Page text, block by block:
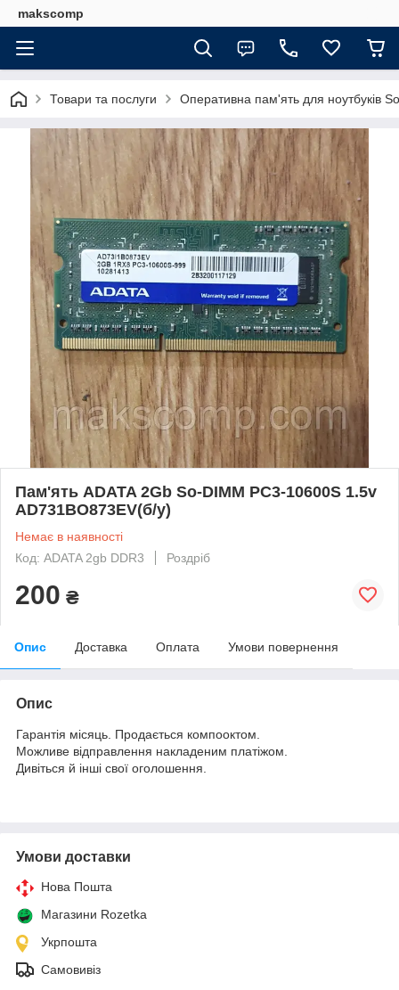
makscomp
Товари та послуги Оперативна пам'ять для ноутбуків
Пам'ять ADATA 2Gb So-DIMM PC3-10600S 1.5v
AD731BO873EV(б/у)
Немає в наявності
Код: ADATA 2gb DDR3
Роздріб
200 ₴
Опис Доставка Оплата Умови повернення
Опис
Гарантія місяць. Продається компооктом.
Можливе відправлення накладеним платіжом.
Дивіться й інші свої оголошення.
Умови доставки
Нова Пошта
Магазини Rozetka
Укрпошта
Самовивіз